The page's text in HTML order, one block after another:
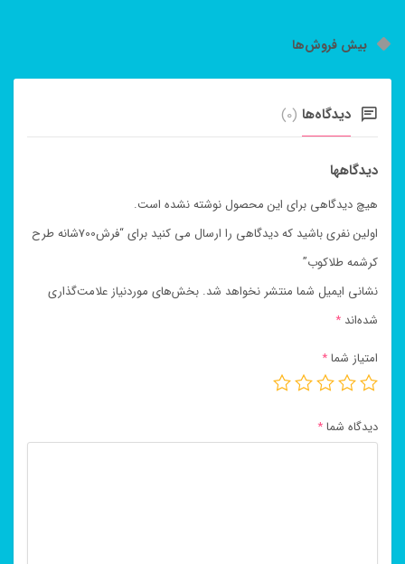
بیش فروش‌ها
دیدگاه‌ها (0)
دیدگاهها
هیچ دیدگاهی برای این محصول نوشته نشده است.
اولین نفری باشید که دیدگاهی را ارسال می کنید برای “فرش700شانه طرح
کرشمه طلاکوب”
نشانی ایمیل شما منتشر نخواهد شد. بخش‌های موردنیاز علامت‌گذاری
شده‌اند *
امتیاز شما*
دیدگاه شما*